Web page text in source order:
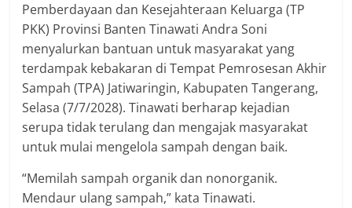
Pemberdayaan dan Kesejahteraan Keluarga (TP
PKK) Provinsi Banten Tinawati Andra Soni
menyalurkan bantuan untuk masyarakat yang
terdampak kebakaran di Tempat Pemrosesan Akhir
Sampah (TPA) Jatiwaringin, Kabupaten Tangerang,
Selasa (7/7/2028). Tinawati berharap kejadian
serupa tidak terulang dan mengajak masyarakat
untuk mulai mengelola sampah dengan baik.
“Memilah sampah organik dan nonorganik.
Mendaur ulang sampah,” kata Tinawati.